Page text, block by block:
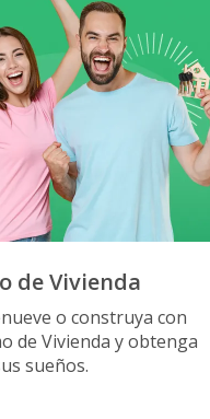
de Vivienda
o construya con
de Vivienda y obtenga
sueños.